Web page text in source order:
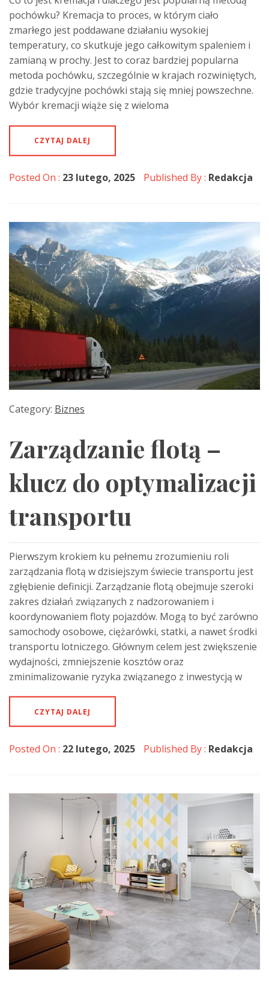
pochówku? Kremacja to proces, w którym ciało
zmarłego jest poddawane działaniu wysokiej
temperatury, co skutkuje jego całkowitym spaleniem i
zamianą w prochy. Jest to coraz bardziej popularna
metoda pochówku, szczególnie w krajach rozwiniętych,
gdzie tradycyjne pochówki stają się mniej powszechne.
Wybór kremacji wiąże się z wieloma
CZYTAJ DALEJ
Posted On : 23 lutego, 2025 Published By : Redakcja
Category: Biznes
Zarządzanie flotą –
klucz do optymalizacji
transportu
Pierwszym krokiem ku pełnemu zrozumieniu roli
zarządzania flotą w dzisiejszym świecie transportu jest
zgłębienie definicji. Zarządzanie flotą obejmuje szeroki
zakres działań związanych z nadzorowaniem i
koordynowaniem floty pojazdów. Mogą to być zarówno
samochody osobowe, ciężarówki, statki, a nawet środki
transportu lotniczego. Głównym celem jest zwiększenie
wydajności, zmniejszenie kosztów oraz
zminimalizowanie ryzyka związanego z inwestycją w
CZYTAJ DALEJ
Posted On : 22 lutego, 2025 Published By : Redakcja